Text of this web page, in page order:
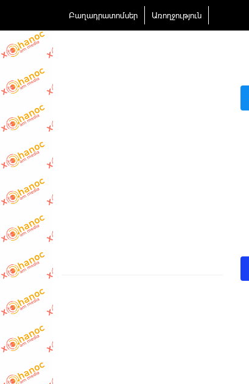
Բաղադրատոմսեր Առողջություն